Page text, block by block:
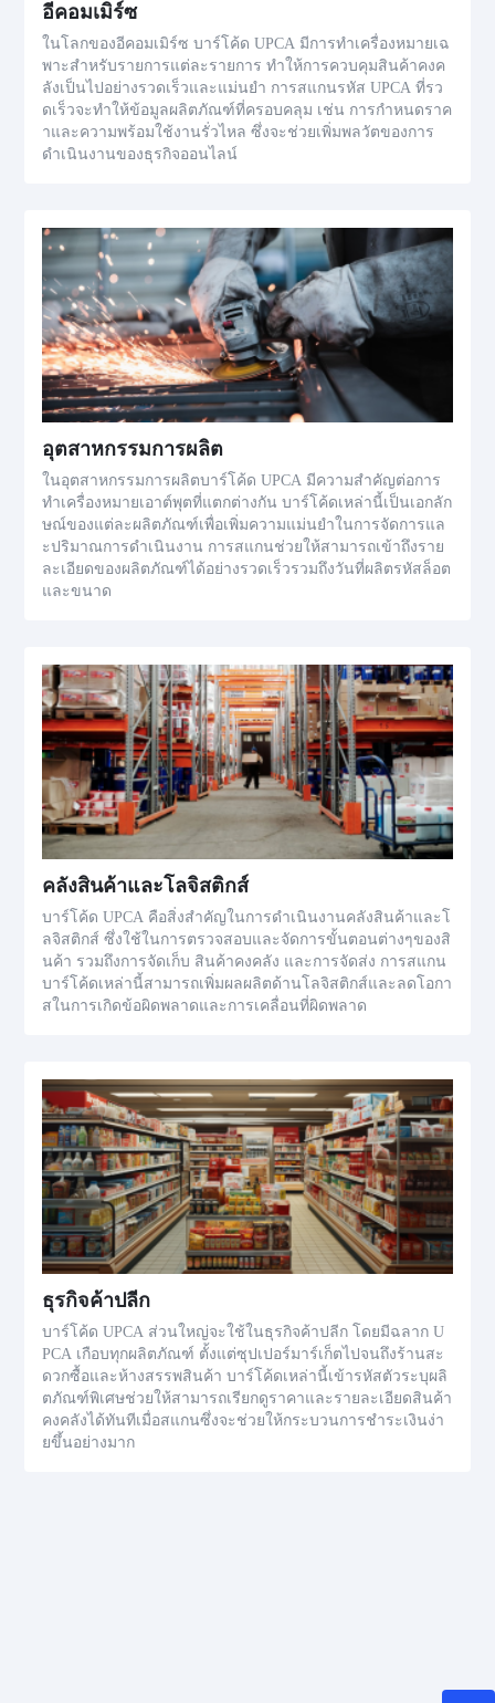
อีคอมเมิร์ซ
ในโลกของอีคอมเมิร์ซ บาร์โค้ด UPCA มีการทำเครื่องหมายเฉ
พาะสำหรับรายการแต่ละรายการ ทำให้การควบคุมสินค้าคงค
ลังเป็นไปอย่างรวดเร็วและแม่นยำ การสแกนรหัส UPCA ที่รว
ดเร็วจะทำให้ข้อมูลผลิตภัณฑ์ที่ครอบคลุม เช่น การกำหนดราค
าและความพร้อมใช้งานรั่วไหล ซึ่งจะช่วยเพิ่มพลวัตของการ
ดำเนินงานของธุรกิจออนไลน์
อุตสาหกรรมการผลิต
ในอุตสาหกรรมการผลิตบาร์โค้ด UPCA มีความสำคัญต่อการ
ทำเครื่องหมายเอาต์พุตที่แตกต่างกัน บาร์โค้ดเหล่านี้เป็นเอกลัก
ษณ์ของแต่ละผลิตภัณฑ์เพื่อเพิ่มความแม่นยำในการจัดการแล
ะปริมาณการดำเนินงาน การสแกนช่วยให้สามารถเข้าถึงราย
ละเอียดของผลิตภัณฑ์ได้อย่างรวดเร็วรวมถึงวันที่ผลิตรหัสล็อต
และขนาด
คลังสินค้าและโลจิสติกส์
บาร์โค้ด UPCA คือสิ่งสำคัญในการดำเนินงานคลังสินค้าและโ
ลจิสติกส์ ซึ่งใช้ในการตรวจสอบและจัดการขั้นตอนต่างๆของสิ
นค้า รวมถึงการจัดเก็บ สินค้าคงคลัง และการจัดส่ง การสแกน
บาร์โค้ดเหล่านี้สามารถเพิ่มผลผลิตด้านโลจิสติกส์และลดโอกา
สในการเกิดข้อผิดพลาดและการเคลื่อนที่ผิดพลาด
ธุรกิจค้าปลีก
บาร์โค้ด UPCA ส่วนใหญ่จะใช้ในธุรกิจค้าปลีก โดยมีฉลาก U
PCA เกือบทุกผลิตภัณฑ์ ตั้งแต่ซุปเปอร์มาร์เก็ตไปจนถึงร้านสะ
ดวกซื้อและห้างสรรพสินค้า บาร์โค้ดเหล่านี้เข้ารหัสตัวระบุผลิ
ตภัณฑ์พิเศษช่วยให้สามารถเรียกดูราคาและรายละเอียดสินค้า
คงคลังได้ทันทีเมื่อสแกนซึ่งจะช่วยให้กระบวนการชำระเงินง่า
ยขึ้นอย่างมาก